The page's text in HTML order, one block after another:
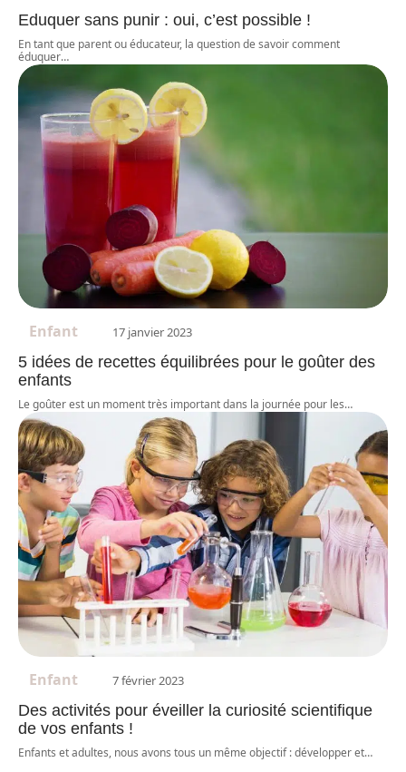
Eduquer sans punir : oui, c’est possible !
En tant que parent ou éducateur, la question de savoir comment
éduquer…
Enfant 17 janvier 2023
5 idées de recettes équilibrées pour le goûter des
enfants
Le goûter est un moment très important dans la journée pour les…
Enfant 7 février 2023
Des activités pour éveiller la curiosité scientifique
de vos enfants !
Enfants et adultes, nous avons tous un même objectif : développer et…